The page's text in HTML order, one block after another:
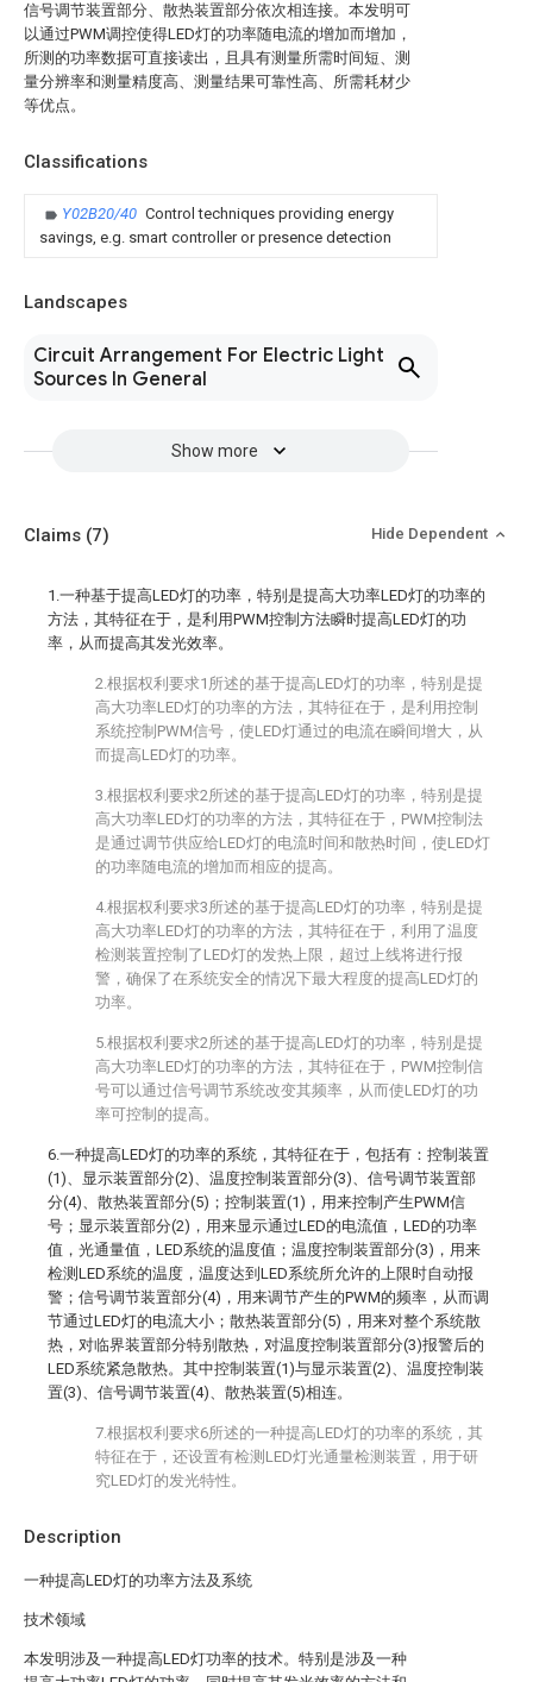
信号调节装置部分、散热装置部分依次相连接。本发明可
以通过PWM调控使得LED灯的功率随电流的增加而增加，
所测的功率数据可直接读出，且具有测量所需时间短、测
量分辨率和测量精度高、测量结果可靠性高、所需耗材少
等优点。
Classifications
Y02B20/40 Control techniques providing energy
savings, e.g. smart controller or presence detection
Landscapes
Circuit Arrangement For Electric Light
Sources In General
Show more
Description
一种提高LED灯的功率方法及系统
技术领域
本发明涉及一种提高LED灯功率的技术。特别是涉及一种
Claims (7) Hide Dependent
1.一种基于提高LED灯的功率，特别是提高大功率LED灯的功率的
方法，其特征在于，是利用PWM控制方法瞬时提高LED灯的功
率，从而提高其发光效率。
2.根据权利要求1所述的基于提高LED灯的功率，特别是提
高大功率LED灯的功率的方法，其特征在于，是利用控制
系统控制PWM信号，使LED灯通过的电流在瞬间增大，从
而提高LED灯的功率。
3.根据权利要求2所述的基于提高LED灯的功率，特别是提
高大功率LED灯的功率的方法，其特征在于，PWM控制法
是通过调节供应给LED灯的电流时间和散热时间，使LED灯
的功率随电流的增加而相应的提高。
4.根据权利要求3所述的基于提高LED灯的功率，特别是提
高大功率LED灯的功率的方法，其特征在于，利用了温度
检测装置控制了LED灯的发热上限，超过上线将进行报
警，确保了在系统安全的情况下最大程度的提高LED灯的
功率。
5.根据权利要求2所述的基于提高LED灯的功率，特别是提
高大功率LED灯的功率的方法，其特征在于，PWM控制信
号可以通过信号调节系统改变其频率，从而使LED灯的功
率可控制的提高。
6.一种提高LED灯的功率的系统，其特征在于，包括有：控制装置
(1)、显示装置部分(2)、温度控制装置部分(3)、信号调节装置部
分(4)、散热装置部分(5)；控制装置(1)，用来控制产生PWM信
号；显示装置部分(2)，用来显示通过LED的电流值，LED的功率
值，光通量值，LED系统的温度值；温度控制装置部分(3)，用来
检测LED系统的温度，温度达到LED系统所允许的上限时自动报
警；信号调节装置部分(4)，用来调节产生的PWM的频率，从而调
节通过LED灯的电流大小；散热装置部分(5)，用来对整个系统散
热，对临界装置部分特别散热，对温度控制装置部分(3)报警后的
LED系统紧急散热。其中控制装置(1)与显示装置(2)、温度控制装
置(3)、信号调节装置(4)、散热装置(5)相连。
7.根据权利要求6所述的一种提高LED灯的功率的系统，其
特征在于，还设置有检测LED灯光通量检测装置，用于研
究LED灯的发光特性。